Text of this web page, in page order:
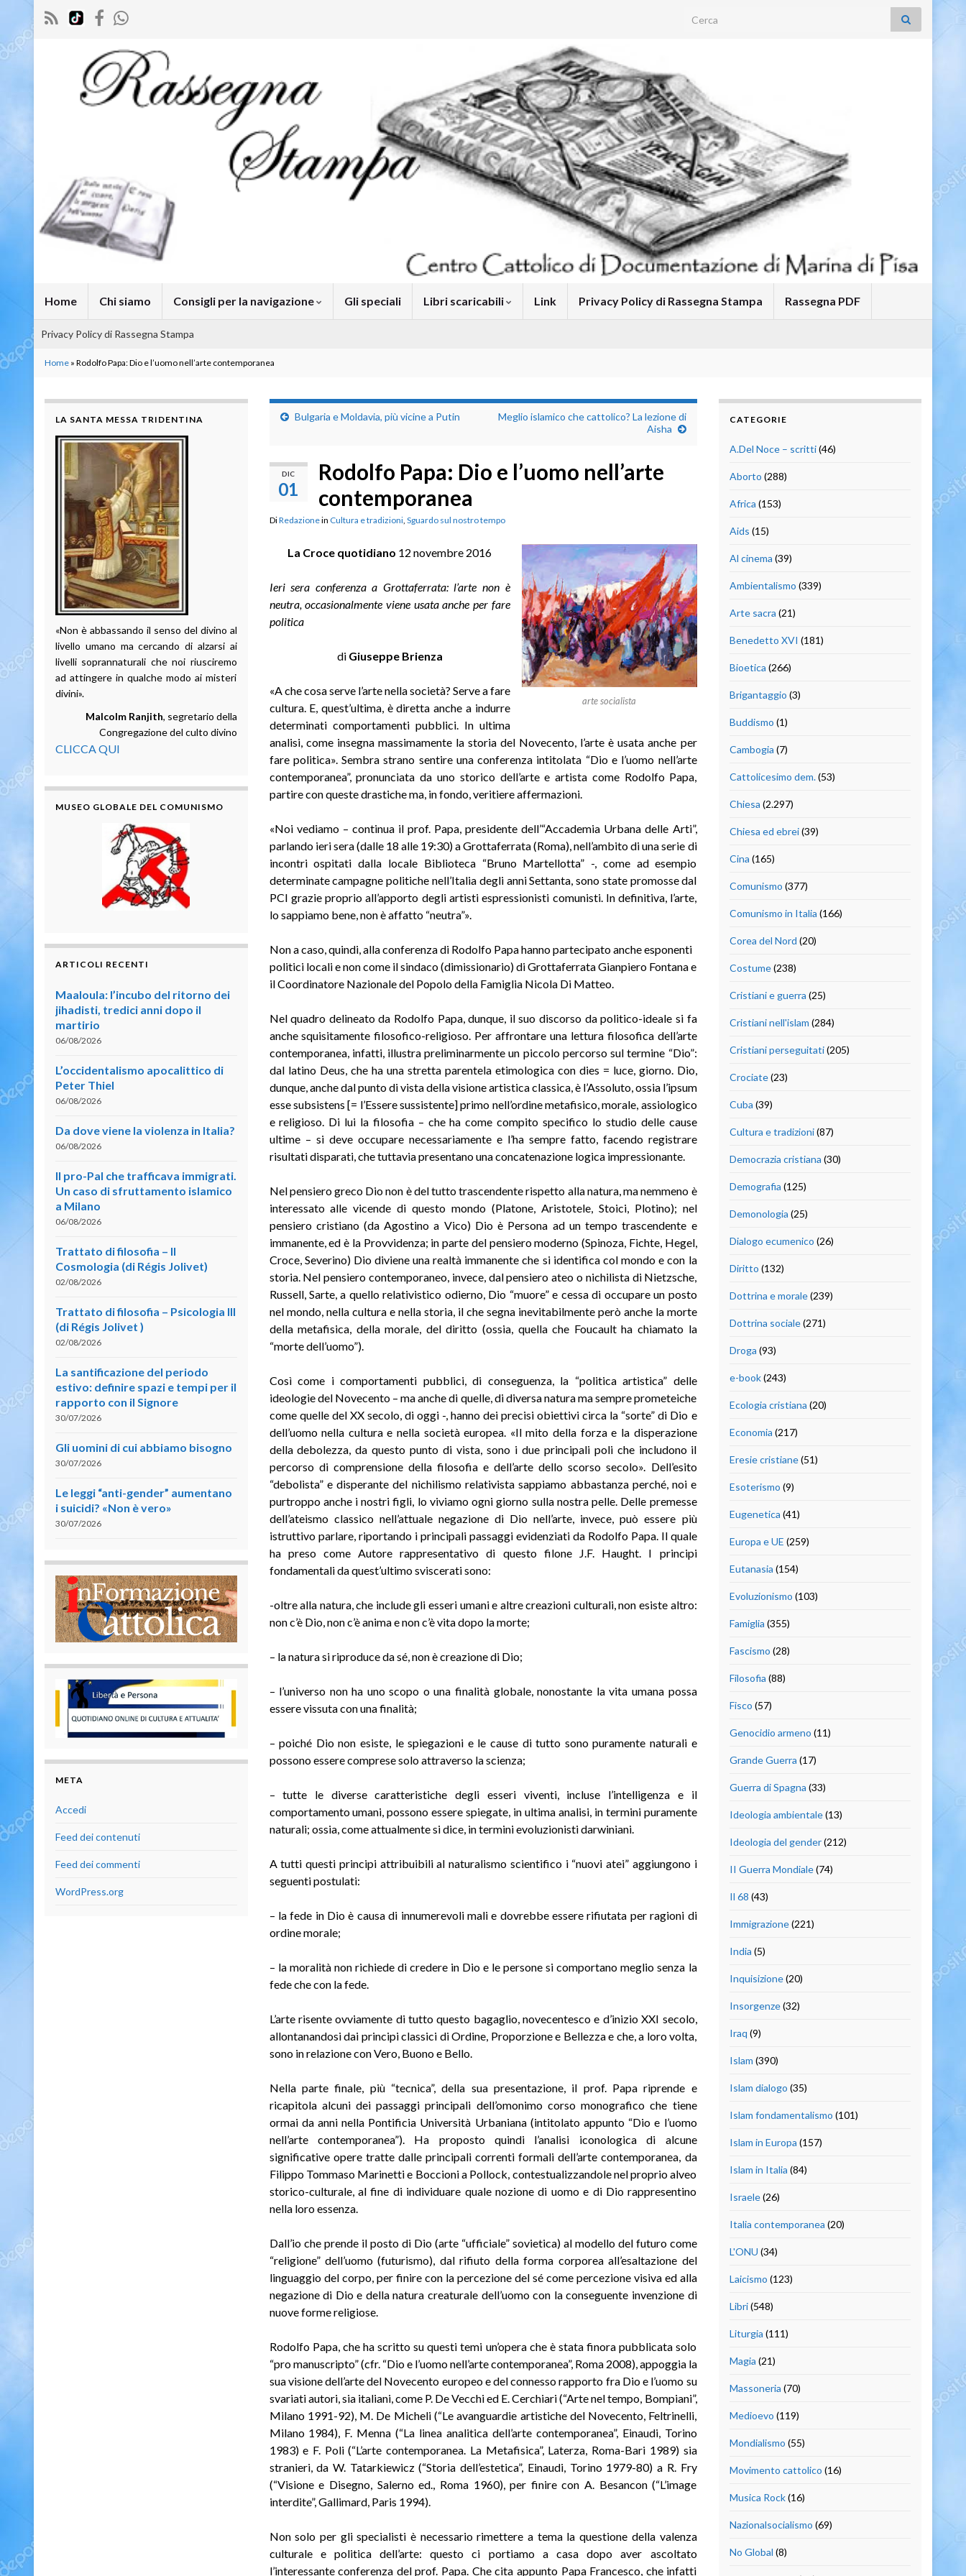
Search for:
Home Chi siamo Consigli per la navigazione Gli speciali Libri scaricabili Link Privacy Policy di Rassegna Stampa Rassegna PDF
Privacy Policy di Rassegna Stampa
Home » Rodolfo Papa: Dio e l’uomo nell’arte contemporanea
Bulgaria e Moldavia, più vicine a Putin
Meglio islamico che cattolico? La lezione di
Aisha
DIC
01
Rodolfo Papa: Dio e l’uomo nell’arte
contemporanea
DiRedazionein Cultura e tradizioni, Sguardo sul nostro tempo
arte socialista
La Croce quotidiano 12 novembre 2016
Ieri sera conferenza a Grottaferrata: l’arte non è
neutra, occasionalmente viene usata anche per fare
politica
di Giuseppe Brienza
«A che cosa serve l’arte nella società? Serve a fare
cultura. E, quest’ultima, è diretta anche a indurre
determinati comportamenti pubblici. In ultima
analisi, come insegna massimamente la storia del Novecento, l’arte è usata anche per
fare politica». Sembra strano sentire una conferenza intitolata “Dio e l’uomo nell’arte
contemporanea”, pronunciata da uno storico dell’arte e artista come Rodolfo Papa,
partire con queste drastiche ma, in fondo, veritiere affermazioni.
«Noi vediamo – continua il prof. Papa, presidente dell’“Accademia Urbana delle Arti”,
parlando ieri sera (dalle 18 alle 19:30) a Grottaferrata (Roma), nell’ambito di una serie di
incontri ospitati dalla locale Biblioteca “Bruno Martellotta” -, come ad esempio
determinate campagne politiche nell’Italia degli anni Settanta, sono state promosse dal
PCI grazie proprio all’apporto degli artisti espressionisti comunisti. In definitiva, l’arte,
lo sappiamo bene, non è affatto “neutra”».
Non a caso, quindi, alla conferenza di Rodolfo Papa hanno partecipato anche esponenti
politici locali e non come il sindaco (dimissionario) di Grottaferrata Gianpiero Fontana e
il Coordinatore Nazionale del Popolo della Famiglia Nicola Di Matteo.
Nel quadro delineato da Rodolfo Papa, dunque, il suo discorso da politico-ideale si fa
anche squisitamente filosofico-religioso. Per affrontare una lettura filosofica dell’arte
contemporanea, infatti, illustra preliminarmente un piccolo percorso sul termine “Dio”:
dal latino Deus, che ha una stretta parentela etimologica con dies = luce, giorno. Dio,
dunque, anche dal punto di vista della visione artistica classica, è l’Assoluto, ossia l’ipsum
esse subsistens [= l’Essere sussistente] primo nell’ordine metafisico, morale, assiologico
e religioso. Di lui la filosofia – che ha come compito specifico lo studio delle cause
ultime – si deve occupare necessariamente e l’ha sempre fatto, facendo registrare
risultati disparati, che tuttavia presentano una concatenazione logica impressionante.
Nel pensiero greco Dio non è del tutto trascendente rispetto alla natura, ma nemmeno è
interessato alle vicende di questo mondo (Platone, Aristotele, Stoici, Plotino); nel
pensiero cristiano (da Agostino a Vico) Dio è Persona ad un tempo trascendente e
immanente, ed è la Provvidenza; in parte del pensiero moderno (Spinoza, Fichte, Hegel,
Croce, Severino) Dio diviene una realtà immanente che si identifica col mondo e con la
storia. Nel pensiero contemporaneo, invece, dal pensiero ateo o nichilista di Nietzsche,
Russell, Sarte, a quello relativistico odierno, Dio “muore” e cessa di occupare un posto
nel mondo, nella cultura e nella storia, il che segna inevitabilmente però anche la morte
della metafisica, della morale, del diritto (ossia, quella che Foucault ha chiamato la
“morte dell’uomo”).
Così come i comportamenti pubblici, di conseguenza, la “politica artistica” delle
ideologie del Novecento – ma anche di quelle, di diversa natura ma sempre prometeiche
come quelle del XX secolo, di oggi -, hanno dei precisi obiettivi circa la “sorte” di Dio e
dell’uomo nella cultura e nella società europea. «Il mito della forza e la disperazione
della debolezza, da questo punto di vista, sono i due principali poli che includono il
percorso di comprensione della filosofia e dell’arte dello scorso secolo». Dell’esito
“debolista” e disperante del nichilismo relativista sappiamo abbastanza perché, noi e
purtroppo anche i nostri figli, lo viviamo ogni giorno sulla nostra pelle. Delle premesse
dell’ateismo classico nell’attuale negazione di Dio nell’arte, invece, può essere più
istruttivo parlare, riportando i principali passaggi evidenziati da Rodolfo Papa. Il quale
ha preso come Autore rappresentativo di questo filone J.F. Haught. I principi
fondamentali da quest’ultimo sviscerati sono:
-oltre alla natura, che include gli esseri umani e altre creazioni culturali, non esiste altro:
non c’è Dio, non c’è anima e non c’è vita dopo la morte;
– la natura si riproduce da sé, non è creazione di Dio;
– l’universo non ha uno scopo o una finalità globale, nonostante la vita umana possa
essere vissuta con una finalità;
– poiché Dio non esiste, le spiegazioni e le cause di tutto sono puramente naturali e
possono essere comprese solo attraverso la scienza;
– tutte le diverse caratteristiche degli esseri viventi, incluse l’intelligenza e il
comportamento umani, possono essere spiegate, in ultima analisi, in termini puramente
naturali; ossia, come attualmente si dice, in termini evoluzionisti darwiniani.
A tutti questi principi attribuibili al naturalismo scientifico i “nuovi atei” aggiungono i
seguenti postulati:
– la fede in Dio è causa di innumerevoli mali e dovrebbe essere rifiutata per ragioni di
ordine morale;
– la moralità non richiede di credere in Dio e le persone si comportano meglio senza la
fede che con la fede.
L’arte risente ovviamente di tutto questo bagaglio, novecentesco e d’inizio XXI secolo,
allontanandosi dai principi classici di Ordine, Proporzione e Bellezza e che, a loro volta,
sono in relazione con Vero, Buono e Bello.
Nella parte finale, più “tecnica”, della sua presentazione, il prof. Papa riprende e
ricapitola alcuni dei passaggi principali dell’omonimo corso monografico che tiene
ormai da anni nella Pontificia Università Urbaniana (intitolato appunto “Dio e l’uomo
nell’arte contemporanea”). Ha proposto quindi l’analisi iconologica di alcune
significative opere tratte dalle principali correnti formali dell’arte contemporanea, da
Filippo Tommaso Marinetti e Boccioni a Pollock, contestualizzandole nel proprio alveo
storico-culturale, al fine di individuare quale nozione di uomo e di Dio rappresentino
nella loro essenza.
Dall’io che prende il posto di Dio (arte “ufficiale” sovietica) al modello del futuro come
“religione” dell’uomo (futurismo), dal rifiuto della forma corporea all’esaltazione del
linguaggio del corpo, per finire con la percezione del sé come percezione visiva ed alla
negazione di Dio e della natura creaturale dell’uomo con la conseguente invenzione di
nuove forme religiose.
Rodolfo Papa, che ha scritto su questi temi un’opera che è stata finora pubblicata solo
“pro manuscripto” (cfr. “Dio e l’uomo nell’arte contemporanea”, Roma 2008), appoggia la
sua visione dell’arte del Novecento europeo e del connesso rapporto fra Dio e l’uomo su
svariati autori, sia italiani, come P. De Vecchi ed E. Cerchiari (“Arte nel tempo, Bompiani”,
Milano 1991-92), M. De Micheli (“Le avanguardie artistiche del Novecento, Feltrinelli,
Milano 1984), F. Menna (“La linea analitica dell’arte contemporanea”, Einaudi, Torino
1983) e F. Poli (“L’arte contemporanea. La Metafisica”, Laterza, Roma-Bari 1989) sia
stranieri, da W. Tatarkiewicz (“Storia dell’estetica”, Einaudi, Torino 1979-80) a R. Fry
(“Visione e Disegno, Salerno ed., Roma 1960), per finire con A. Besancon (“L’image
interdite”, Gallimard, Paris 1994).
Non solo per gli specialisti è necessario rimettere a tema la questione della valenza
culturale e politica dell’arte: questo ci portiamo a casa dopo aver ascoltato
l’interessante conferenza del prof. Papa. Che cita appunto Papa Francesco, che infatti
LA SANTA MESSA TRIDENTINA
«Non è abbassando il senso del divino al
livello umano ma cercando di alzarsi ai
livelli soprannaturali che noi riusciremo
ad attingere in qualche modo ai misteri
divini».
Malcolm Ranjith, segretario della
Congregazione del culto divino
CLICCA QUI
MUSEO GLOBALE DEL COMUNISMO
ARTICOLI RECENTI
Maaloula: l’incubo del ritorno dei
jihadisti, tredici anni dopo il
martirio
06/08/2026
L’occidentalismo apocalittico di
Peter Thiel
06/08/2026
Da dove viene la violenza in Italia?
06/08/2026
Il pro-Pal che trafficava immigrati.
Un caso di sfruttamento islamico
a Milano
06/08/2026
Trattato di filosofia – II
Cosmologia (di Régis Jolivet)
02/08/2026
Trattato di filosofia – Psicologia III
(di Régis Jolivet )
02/08/2026
La santificazione del periodo
estivo: definire spazi e tempi per il
rapporto con il Signore
30/07/2026
Gli uomini di cui abbiamo bisogno
30/07/2026
Le leggi “anti-gender” aumentano
i suicidi? «Non è vero»
30/07/2026
META
Accedi
Feed dei contenuti
Feed dei commenti
WordPress.org
CATEGORIE
A.Del Noce – scritti(46)
Aborto (288)
Africa (153)
Aids (15)
Al cinema (39)
Ambientalismo (339)
Arte sacra (21)
Benedetto XVI (181)
Bioetica (266)
Brigantaggio (3)
Buddismo (1)
Cambogia (7)
Cattolicesimo dem.(53)
Chiesa (2.297)
Chiesa ed ebrei(39)
Cina (165)
Comunismo (377)
Comunismo in Italia (166)
Corea del Nord (20)
Costume(238)
Cristiani e guerra (25)
Cristiani nell'islam (284)
Cristiani perseguitati(205)
Crociate(23)
Cuba (39)
Cultura e tradizioni(87)
Democrazia cristiana (30)
Demografia (125)
Demonologia (25)
Dialogo ecumenico (26)
Diritto (132)
Dottrina e morale(239)
Dottrina sociale(271)
Droga (93)
e-book(243)
Ecologia cristiana (20)
Economia (217)
Eresie cristiane(51)
Esoterismo (9)
Eugenetica (41)
Europa e UE (259)
Eutanasia (154)
Evoluzionismo (103)
Famiglia (355)
Fascismo (28)
Filosofia (88)
Fisco (57)
Genocidio armeno (11)
Grande Guerra (17)
Guerra di Spagna (33)
Ideologia ambientale(13)
Ideologia del gender(212)
II Guerra Mondiale(74)
Il 68 (43)
Immigrazione(221)
India (5)
Inquisizione(20)
Insorgenze(32)
Iraq (9)
Islam (390)
Islam dialogo (35)
Islam fondamentalismo (101)
Islam in Europa (157)
Islam in Italia (84)
Israele(26)
Italia contemporanea (20)
L'ONU (34)
Laicismo (123)
Libri(548)
Liturgia (111)
Magia (21)
Massoneria (70)
Medioevo (119)
Mondialismo (55)
Movimento cattolico (16)
Musica Rock(16)
Nazionalsocialismo (69)
No Global (8)